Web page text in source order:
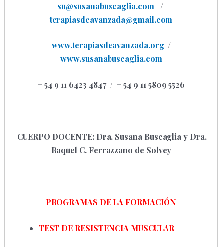
su@susanabuscaglia.com /
terapiasdeavanzada@gmail.com
www.terapiasdeavanzada.org/
www.susanabuscaglia.com
+ 54 9 11 6423 4847/ + 54 9 11 5809 5526
CUERPO DOCENTE: Dra. Susana Buscaglia y Dra.
Raquel C. Ferrazzano de Solvey
PROGRAMAS DE LA FORMACIÓN
TEST DE RESISTENCIA MUSCULAR